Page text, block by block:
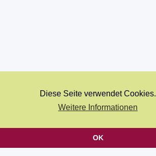
Diese Seite verwendet Cookies.
Weitere Informationen
OK